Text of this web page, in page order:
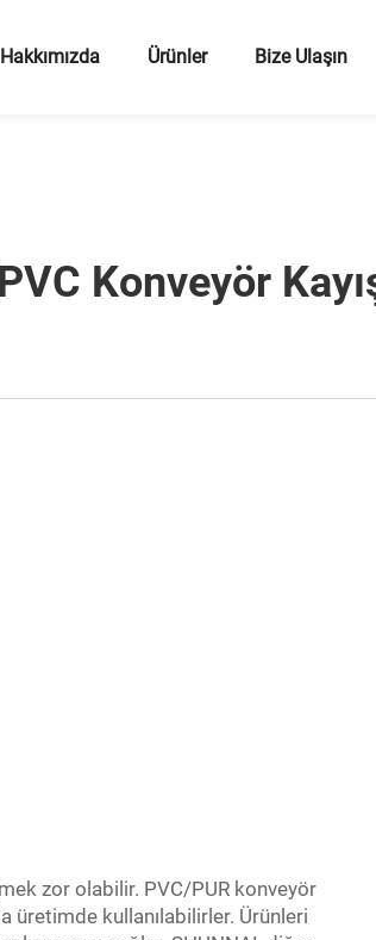
Hakkımızda Ürünler Bize Ulaşın
Konveyör
zor olabilir. PVC/PUR konveyör
üretimde kullanılabilirler. Ürünleri